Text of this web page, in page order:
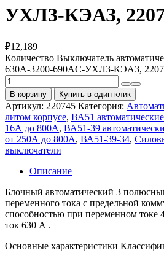
УХЛ3-КЭАЗ,
₽12,189
Количество Выключатель
630А-3200-690AC-УХЛ3-КЭАЗ,
В корзину Купить в один клик
Артикул: 220745 Категория:
литом корпусе, ВА51
16А до 800А, ВА51-39
от 250А до 800А, ВА51-39-34,
выключатели
Описание
Блочный автоматический 3
переменного тока с предельной
способностью при переменном
ток 630 А .
Основные характеристики